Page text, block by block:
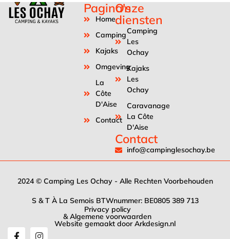
Pagina's
Home
Camping
Kajaks
Omgeving
La
Côte
D'Aise
Contact
Onze
diensten
Camping
Les
Ochay
Kajaks
Les
Ochay
Caravanage
La Côte
D'Aise
Contact
info@campinglesochay.be
2024 © Camping Les Ochay - Alle Rechten Voorbehouden
S & T À La Semois BTWnummer: BE0805 389 713
Privacy policy
& Algemene voorwaarden
Website gemaakt doorArkdesign.nl